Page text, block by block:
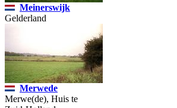
Meinerswijk
Gelderland
Merwede
Merwe(de), Huis te